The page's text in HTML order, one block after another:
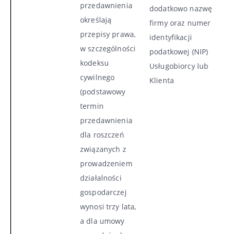
przedawnienia
określają
przepisy prawa,
w szczególności
kodeksu
cywilnego
(podstawowy
termin
przedawnienia
dla roszczeń
związanych z
prowadzeniem
działalności
gospodarczej
wynosi trzy lata,
a dla umowy
dodatkowo nazwę
firmy oraz numer
identyfikacji
podatkowej (NIP)
Usługobiorcy lub
Klienta